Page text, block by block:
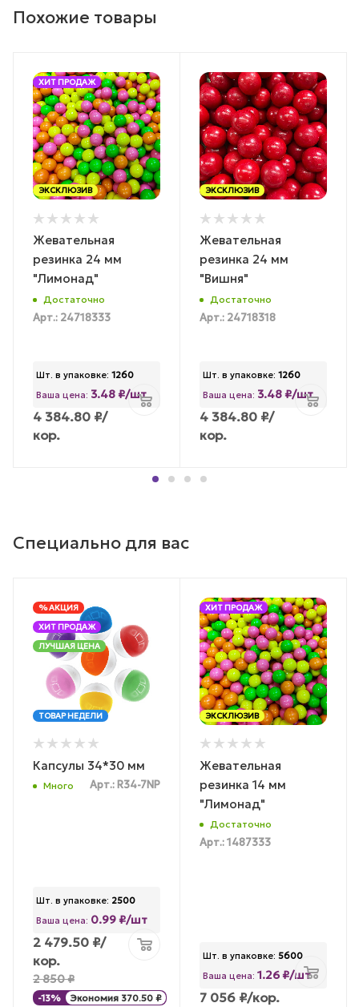
Похожие товары
ХИТ ПРОДАЖ
ЭКСКЛЮЗИВ
Жевательная
резинка 24 мм
"Лимонад"
Достаточно
Арт.: 24718333
Шт. в упаковке: 1260
Ваша цена: 3.48 ₽/шт
4 384.80 ₽/
кор.
ЭКСКЛЮЗИВ
Жевательная
резинка 24 мм
"Вишня"
Достаточно
Арт.: 24718318
Шт. в упаковке: 1260
Ваша цена: 3.48 ₽/шт
4 384.80 ₽/
кор.
Специально для вас
% АКЦИЯ
ХИТ ПРОДАЖ
ЛУЧШАЯ ЦЕНА
ТОВАР НЕДЕЛИ
Капсулы 34*30 мм
Много Арт.: R34-7NP
Шт. в упаковке: 2500
Ваша цена: 0.99 ₽/шт
2 479.50 ₽/
кор.
2 850₽
-13% Экономия 370.50 ₽
ХИТ ПРОДАЖ
ЭКСКЛЮЗИВ
Жевательная
резинка 14 мм
"Лимонад"
Достаточно
Арт.: 1487333
Шт. в упаковке: 5600
Ваша цена: 1.26 ₽/шт
7 056 ₽/кор.